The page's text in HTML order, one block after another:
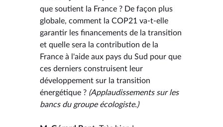
que soutient la France ? De façon plus
globale, comment la COP21 va-t-elle
garantir les financements de la transition
et quelle sera la contribution de la
France à l'aide aux pays du Sud pour que
ces derniers construisent leur
développement sur la transition
énergétique ? (Applaudissements sur les
bancs du groupe écologiste.)